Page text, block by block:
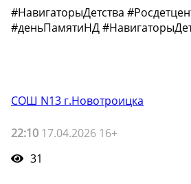
#НавигаторыДетства
#деньПамятиНД
СОШ N13 г.Новотроицка
22:10 17.04.2026 16+
31